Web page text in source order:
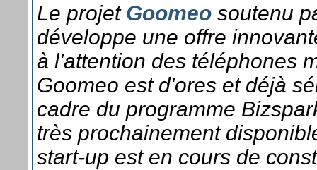
Le projet Goomeo soutenu
développe une offre
à l'attention des téléphones
Goomeo est d'ores et déjà
cadre du programme
très prochainement
start-up est en cours de